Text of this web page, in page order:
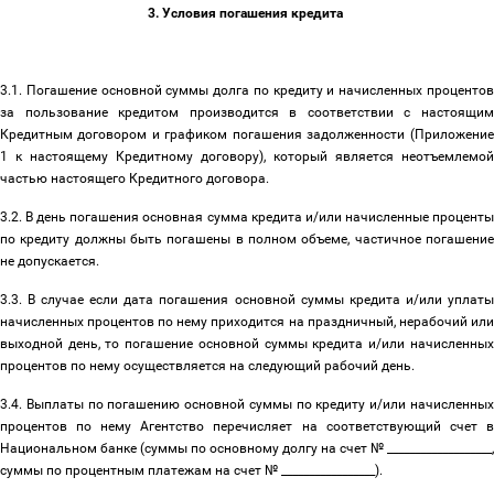
3. Условия погашения кредита
3.1. Погашение основной суммы долга по кредиту и начисленных процентов
за пользование кредитом производится в соответствии с настоящим
Кредитным договором и графиком погашения задолженности (Приложение
1 к настоящему Кредитному договору), который является неотъемлемой
частью настоящего Кредитного договора.
3.2. В день погашения основная сумма кредита и/или начисленные проценты
по кредиту должны быть погашены в полном объеме, частичное погашение
не допускается.
3.3. В случае если дата погашения основной суммы кредита и/или уплаты
начисленных процентов по нему приходится на праздничный, нерабочий или
выходной день, то погашение основной суммы кредита и/или начисленных
процентов по нему осуществляется на следующий рабочий день.
3.4. Выплаты по погашению основной суммы по кредиту и/или начисленных
процентов по нему Агентство перечисляет на соответствующий счет в
Национальном банке (суммы по основному долгу на счет № ___________________,
суммы по процентным платежам на счет № _________________).